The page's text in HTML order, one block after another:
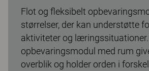
Flot og fleksibelt
størrelser, der kan understøtte
aktiviteter og
opbevaringsmodul med rum
overblik og holder orden i